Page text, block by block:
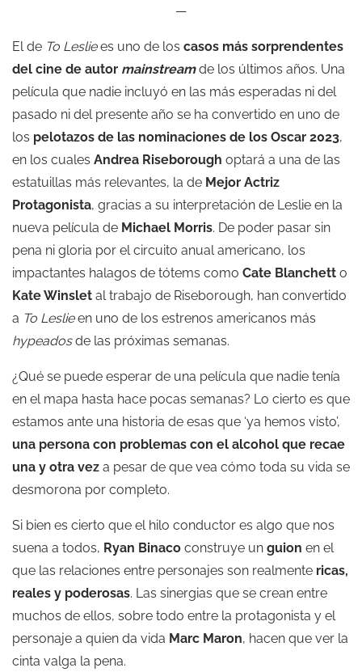
—
El de To Lesliees uno de los casos más sorprendentes
del cine de autor mainstreamde los últimos años. Una
película que nadie incluyó en las más esperadas ni del
pasado ni del presente año se ha convertido en uno de
los pelotazos de las nominaciones de los Oscar 2023,
en los cuales Andrea Riseborough optará a una de las
estatuillas más relevantes, la de Mejor Actriz
Protagonista, gracias a su interpretación de Leslie en la
nueva película de Michael Morris. De poder pasar sin
pena ni gloria por el circuito anual americano, los
impactantes halagos de tótems como Cate Blanchett o
Kate Winslet al trabajo de Riseborough, han convertido
a To Leslieen uno de los estrenos americanos más
hypeadosde las próximas semanas.
¿Qué se puede esperar de una película que nadie tenía
en el mapa hasta hace pocas semanas? Lo cierto es que
estamos ante una historia de esas que ‘ya hemos visto’,
una persona con problemas con el alcohol que recae
una y otra vez a pesar de que vea cómo toda su vida se
desmorona por completo.
Si bien es cierto que el hilo conductor es algo que nos
suena a todos, Ryan Binaco construye un guion en el
que las relaciones entre personajes son realmente ricas,
reales y poderosas. Las sinergias que se crean entre
muchos de ellos, sobre todo entre la protagonista y el
personaje a quien da vida Marc Maron, hacen que ver la
cinta valga la pena.